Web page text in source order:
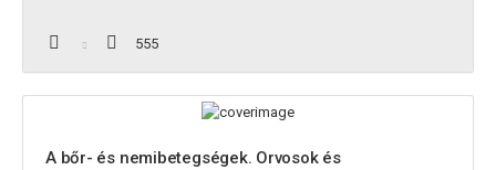
555
A bőr- és nemibetegségek. Orvosok és